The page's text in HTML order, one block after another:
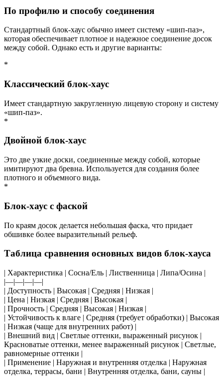
По профилю и способу соединения
Стандартный блок-хаус обычно имеет систему «шип-паз»,
которая обеспечивает плотное и надежное соединение досок
между собой. Однако есть и другие варианты:
*
Классический блок-хаус
Имеет стандартную закругленную лицевую сторону и систему
«шип-паз».
*
Двойной блок-хаус
Это две узкие доски, соединенные между собой, которые
имитируют два бревна. Используется для создания более
плотного и объемного вида.
*
Блок-хаус с фаской
По краям досок делается небольшая фаска, что придает
обшивке более выразительный рельеф.
Таблица сравнения основных видов блок-хауса
| Характеристика | Сосна/Ель | Лиственница | Липа/Осина |
|—|—|—|—|
| Доступность | Высокая | Средняя | Низкая |
| Цена | Низкая | Средняя | Высокая |
| Прочность | Средняя | Высокая | Низкая |
| Устойчивость к влаге | Средняя (требует обработки) | Высокая
| Низкая (чаще для внутренних работ) |
| Внешний вид | Светлые оттенки, выраженный рисунок |
Красноватые оттенки, менее выраженный рисунок | Светлые,
равномерные оттенки |
| Применение | Наружная и внутренняя отделка | Наружная
отделка, террасы, бани | Внутренняя отделка, бани, сауны |